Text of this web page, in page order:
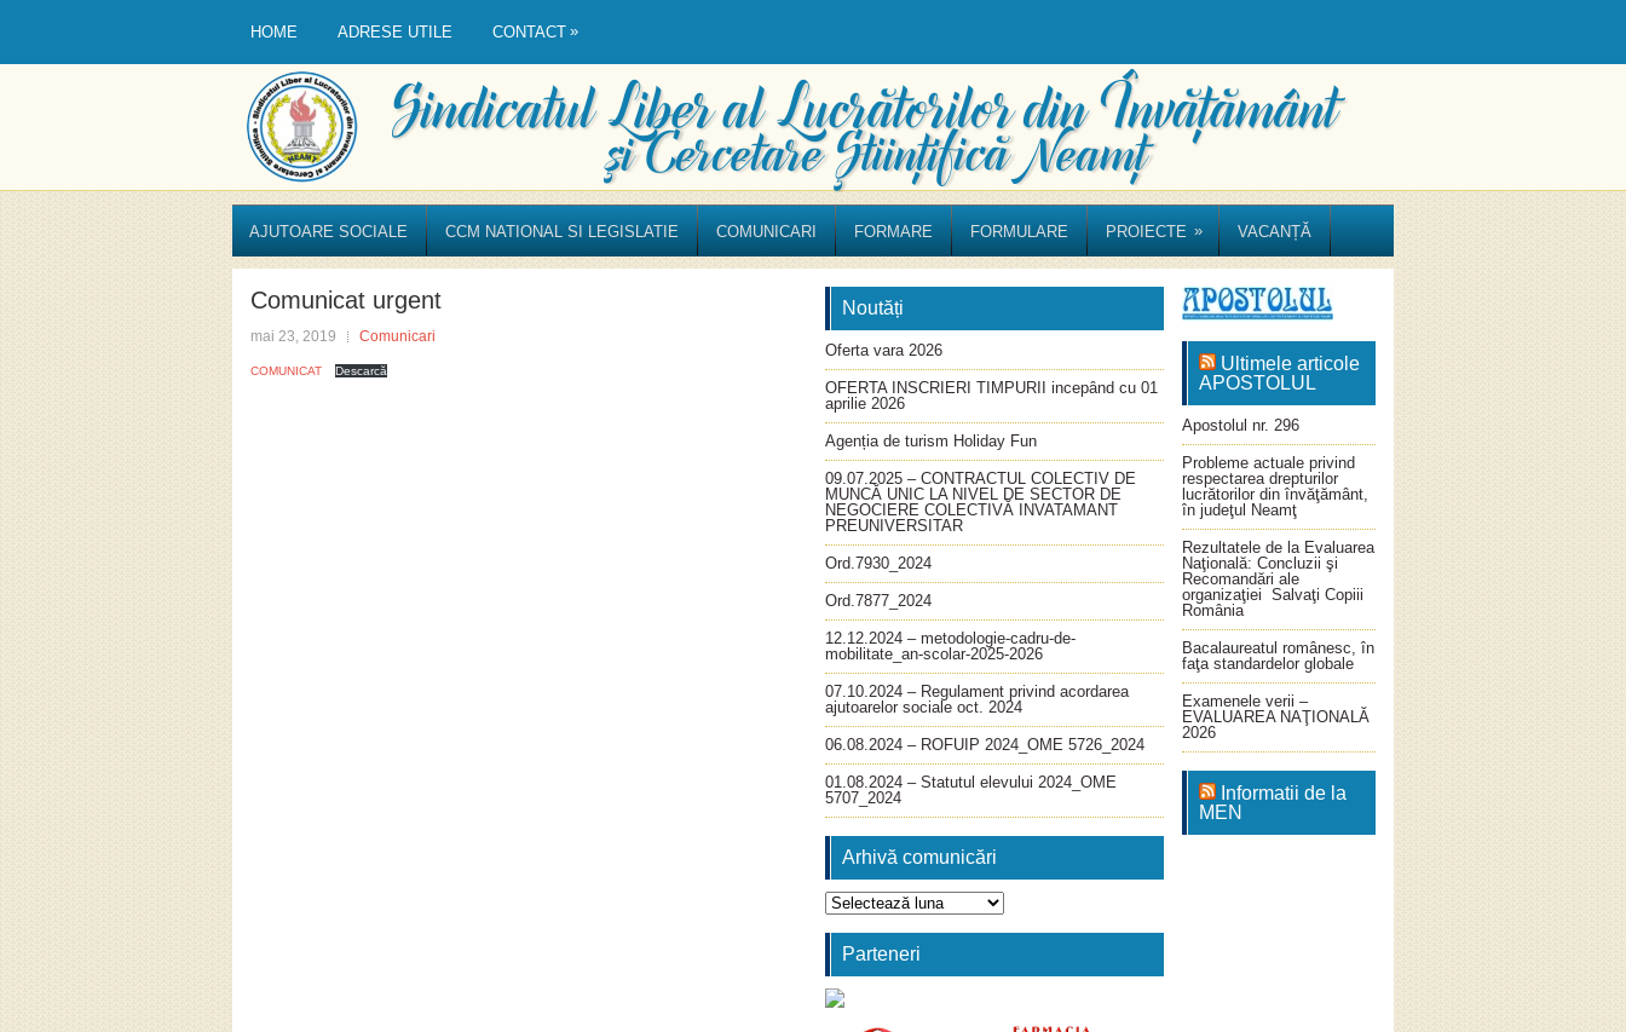
HOME ADRESE UTILE CONTACT »
AJUTOARE SOCIALE CCM NATIONAL SI LEGISLATIE COMUNICARI FORMARE FORMULARE PROIECTE » VACANȚĂ
Comunicat urgent
mai 23, 2019 Comunicari
COMUNICAT Descarcă
Noutăți
Oferta vara 2026
OFERTA INSCRIERI TIMPURII incepând cu 01
aprilie 2026
Agenția de turism Holiday Fun
09.07.2025 – CONTRACTUL COLECTIV DE
MUNCĂ UNIC LA NIVEL DE SECTOR DE
NEGOCIERE COLECTIVĂ INVATAMANT
PREUNIVERSITAR
Ord.7930_2024
Ord.7877_2024
12.12.2024 – metodologie-cadru-de-
mobilitate_an-scolar-2025-2026
07.10.2024 – Regulament privind acordarea
ajutoarelor sociale oct. 2024
06.08.2024 – ROFUIP 2024_OME 5726_2024
01.08.2024 – Statutul elevului 2024_OME
5707_2024
Arhivă comunicări
Arhivă
comunicări
Parteneri
Ultimele articole
APOSTOLUL
Apostolul nr. 296
Probleme actuale privind
respectarea drepturilor
lucrătorilor din învăţământ,
în judeţul Neamţ
Rezultatele de la Evaluarea
Naţională: Concluzii şi
Recomandări ale
organizaţiei Salvaţi Copiii
România
Bacalaureatul românesc, în
faţa standardelor globale
Examenele verii –
EVALUAREA NAŢIONALĂ
2026
Informatii de la
MEN